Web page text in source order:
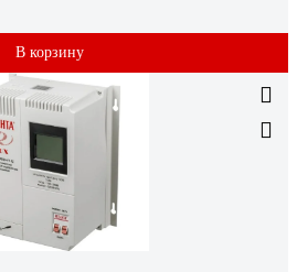
В корзину